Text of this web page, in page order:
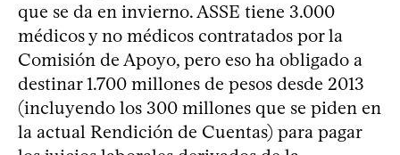
que se da en invierno. ASSE tiene 3.000
médicos y no médicos contratados por la
Comisión de Apoyo, pero eso ha obligado a
destinar 1.700 millones de pesos desde 2013
(incluyendo los 300 millones que se piden en
la actual Rendición de Cuentas) para pagar